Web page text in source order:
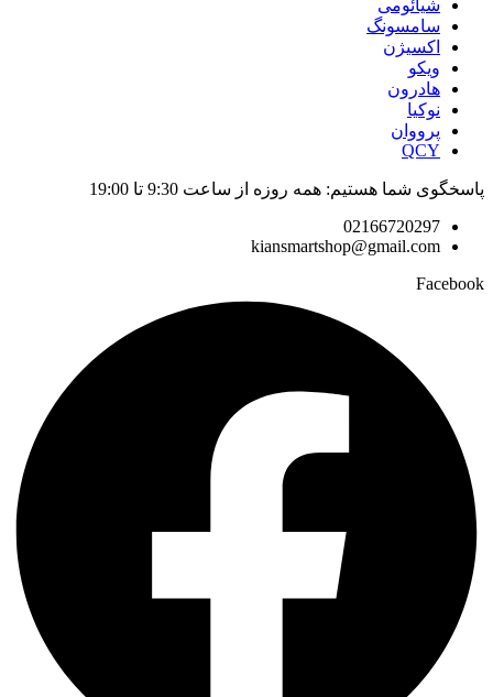
شیائومی
سامسونگ
اکسیژن
ویکو
هادرون
نوکیا
پرووان
QCY
پاسخگوی شما هستیم: همه روزه از ساعت 9:30 تا 19:00
02166720297
kiansmartshop@gmail.com
Facebook